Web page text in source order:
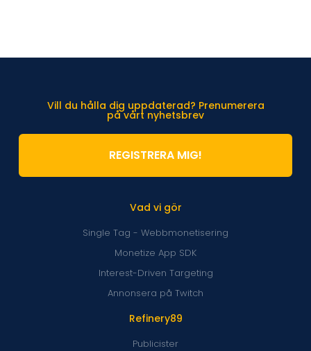
Refinery89
Publicister
Vad vi gör
Single Tag - Webbmonetisering
Monetize App SDK
Interest-Driven Targeting
Annonsera på Twitch
Vill du hålla dig uppdaterad? Prenumerera
på vårt nyhetsbrev
REGISTRERA MIG!